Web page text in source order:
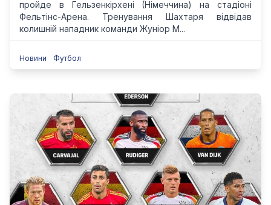
пройде в Гельзенкірхені (Німеччина) на стадіоні
Фельтінс-Арена. Тренування Шахтаря відвідав
колишній нападник команди Жуніор М...
Новини Футбол